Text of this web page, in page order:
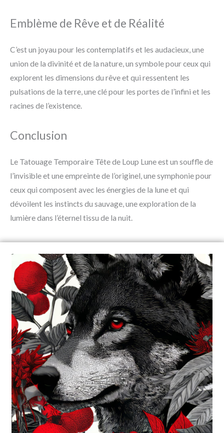
Emblème de Rêve et de Réalité
C’est un joyau pour les contemplatifs et les audacieux, une
union de la divinité et de la nature, un symbole pour ceux qui
explorent les dimensions du rêve et qui ressentent les
pulsations de la terre, une clé pour les portes de l’infini et les
racines de l’existence.
Conclusion
Le Tatouage Temporaire Tête de Loup Lune est un souffle de
l’invisible et une empreinte de l’originel, une symphonie pour
ceux qui composent avec les énergies de la lune et qui
dévoilent les instincts du sauvage, une exploration de la
lumière dans l’éternel tissu de la nuit.